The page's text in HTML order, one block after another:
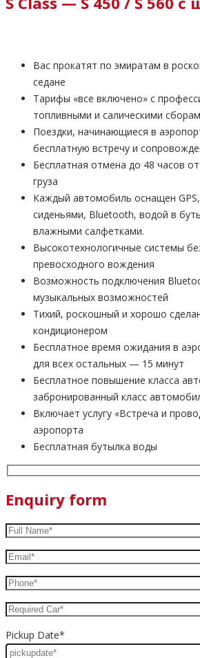
Вас прокатят по эмиратам в
седане
Тарифы «все включено» с
топливными и салическими
Поездки, начинающиеся в
бесплатную встречу и
Бесплатная отмена до 48 часов
груза
Каждый автомобиль оснащен
сиденьями, Bluetooth, водой в
влажными салфетками.
Высокотехнологичные системы
превосходного вождения
Возможность подключения
музыкальных возможностей
Тихий, роскошный и хорошо
кондиционером
Бесплатное время ожидания в
для всех остальных — 15 минут
Бесплатное повышение класса
забронированный класс
Включает услугу «Встреча и
аэропорта
Бесплатная бутылка воды
Enquiry form
Pickup Date*